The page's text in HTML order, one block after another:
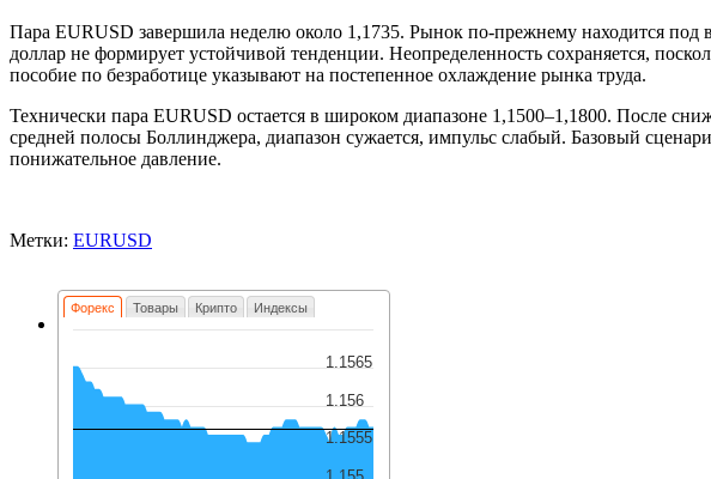
Пара EURUSD завершила неделю около 1,1735. Рынок по-прежнему находится
доллар не формирует устойчивой тенденции. Неопределенность сохраняется,
пособие по безработице указывают на постепенное охлаждение рынка труда.
Технически пара EURUSD остается в широком диапазоне 1,1500–1,1800. После
средней полосы Боллинджера, диапазон сужается, импульс слабый. Базовый
понижательное давление.
Метки: EURUSD
Форекс Товары Крипто Индексы
1.1555
1.156
1.1565